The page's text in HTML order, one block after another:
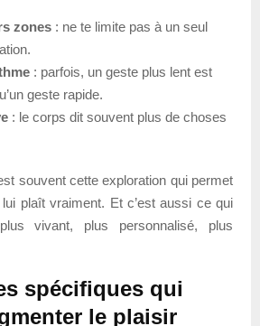
zones : ne te limite pas à un seul
: parfois, un geste plus lent est
geste rapide.
: le corps dit souvent plus de choses
souvent cette exploration qui permet
plaît vraiment. Et c’est aussi ce qui
vivant, plus personnalisé, plus
spécifiques qui
le plaisir